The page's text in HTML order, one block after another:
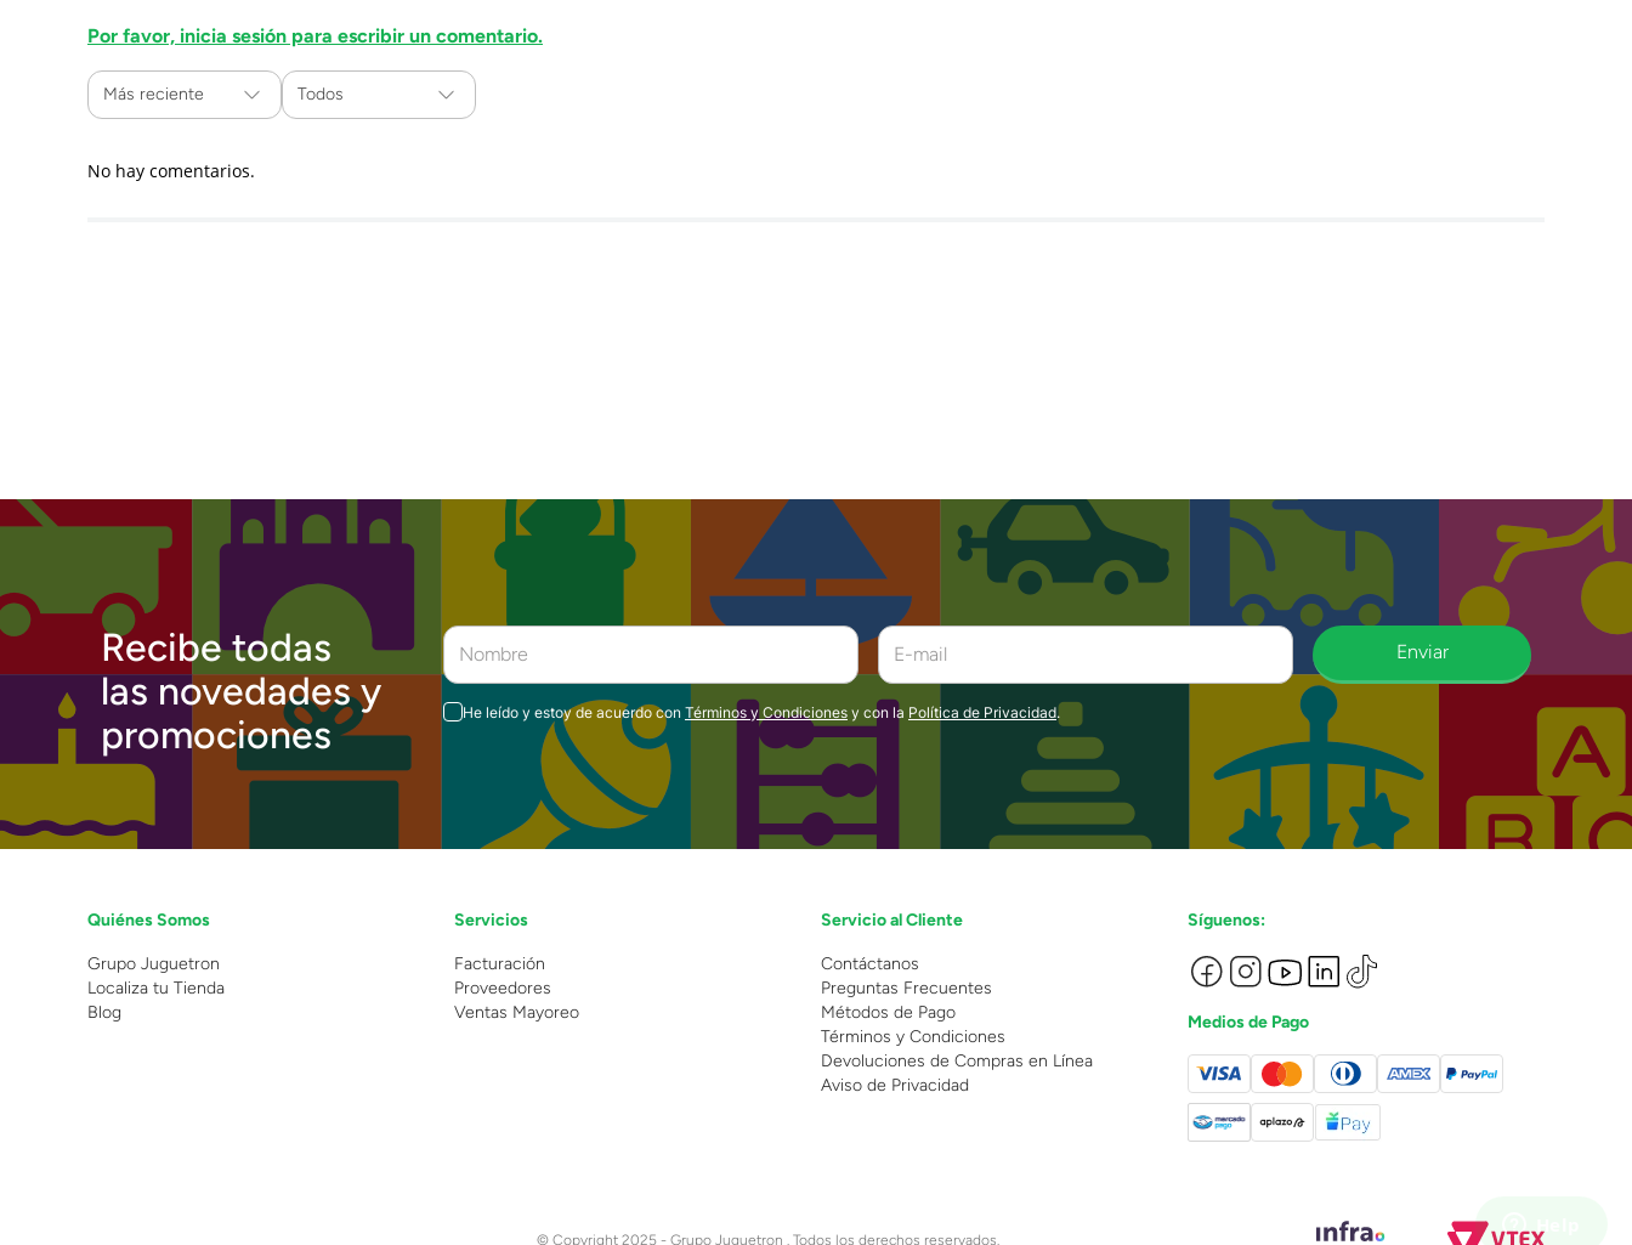
Por favor, inicia sesión para escribir un comentario.
Más reciente Todos
No hay comentarios.
Recibe todas
las novedades y
promociones
Enviar
He leído y estoy de acuerdo con Términos y Condiciones y con la Política de Privacidad.
Quiénes Somos
Grupo Juguetron
Localiza tu Tienda
Blog
Servicios
Facturación
Proveedores
Ventas Mayoreo
Servicio al Cliente
Contáctanos
Preguntas Frecuentes
Métodos de Pago
Términos y Condiciones
Devoluciones de Compras en Línea
Aviso de Privacidad
Síguenos:
Medios de Pago
© Copyright 2025 - Grupo Juguetron . Todos los derechos reservados.